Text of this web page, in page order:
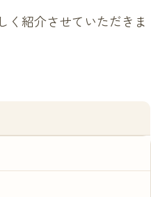
く紹介させていただきま